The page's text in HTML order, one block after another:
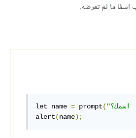
ما ثم تعرضه.
let name = prompt(
alert(name);